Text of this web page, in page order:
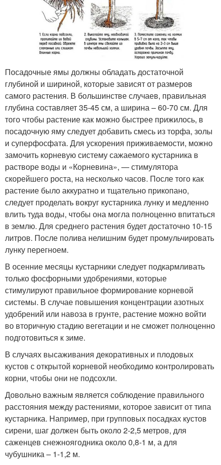
Посадочные ямы должны обладать достаточной
глубиной и шириной, которые зависят от размеров
самого растения. В большинстве случаев, правильная
глубина составляет 35-45 см, а ширина – 60-70 см. Для
того чтобы растение как можно быстрее прижилось, в
посадочную яму следует добавить смесь из торфа, золы
и суперфосфата. Для ускорения приживаемости, можно
замочить корневую систему сажаемого кустарника в
растворе воды и «Корневина», — стимулятора
скорейшего роста, на несколько часов. После того как
растение было аккуратно и тщательно прикопано,
следует проделать вокруг кустарника лунку и медленно
влить туда воды, чтобы она могла полноценно впитаться
в землю. Для среднего растения будет достаточно 10-15
литров. После полива нелишним будет промульчировать
лунку перегноем.
В осенние месяцы кустарники следует подкармливать
только фосфорными удобрениями, которые
стимулируют правильное формирование корневой
системы. В случае повышения концентрации азотных
удобрений или навоза в грунте, растение можно войти
во вторичную стадию вегетации и не сможет полноценно
подготовиться к зиме.
В случаях высаживания декоративных и плодовых
кустов с открытой корневой необходимо контролировать
корни, чтобы они не подсохли.
Довольно важным является соблюдение правильного
расстояния между растениями, которое зависит от типа
кустарника. Например, при групповых посадках кустов
сирени, шаг должен быть около 2-2,5 метров, для
саженцев снежноягодника около 0,8-1 м, а для
чубушника – 1-1,2 м.